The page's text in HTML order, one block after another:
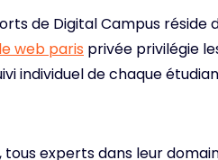
de Digital Campus
web paris privée privilégie
individuel de chaque
tous experts dans leur